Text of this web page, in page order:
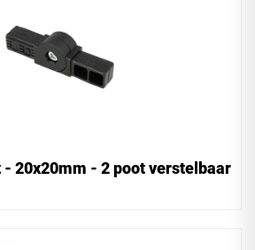
20x20mm - 2 poot verstelbaar